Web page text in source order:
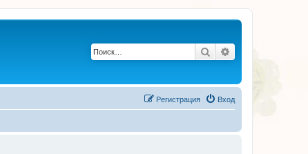
Поиск
Вход
Регистрация